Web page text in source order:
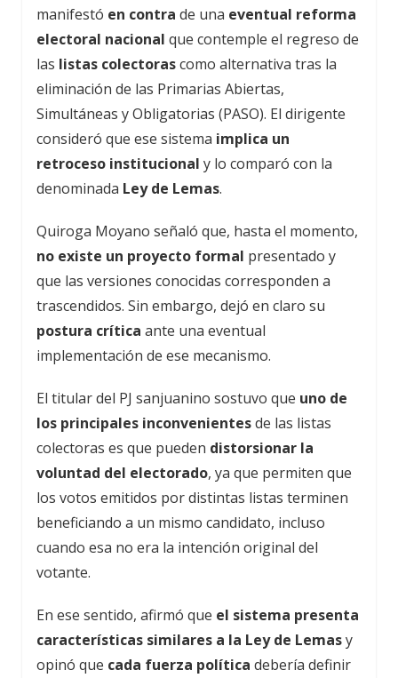
manifestó en contra de una eventual reforma
electoral nacional que contemple el regreso de
las listas colectorascomo alternativa tras la
eliminación de las Primarias Abiertas,
Simultáneas y Obligatorias (PASO). El dirigente
consideró que ese sistema implica un
retroceso institucional y lo comparó con la
denominada Ley de Lemas.
Quiroga Moyano señaló que, hasta el momento,
no existe un proyecto formal presentado y
que las versiones conocidas corresponden a
trascendidos. Sin embargo, dejó en claro su
postura crítica ante una eventual
implementación de ese mecanismo.
El titular del PJ sanjuanino sostuvo que uno de
los principales inconvenientesde las listas
colectoras es que pueden distorsionar la
voluntad del electorado, ya que permiten que
los votos emitidos por distintas listas terminen
beneficiando a un mismo candidato, incluso
cuando esa no era la intención original del
votante.
En ese sentido, afirmó que el sistema presenta
características similares a la Ley de Lemasy
opinó que cada fuerza política debería definir